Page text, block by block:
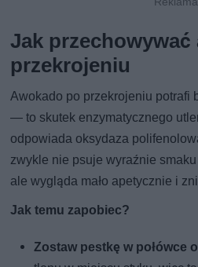
Jak przechowywać
przekrojeniu
Awokado po przekrojeniu potrafi
— to skutek enzymatycznego
odpowiada oksydaza
zwykle nie psuje wyraźnie
ale wygląda mało apetycznie i
Jak temu zapobiec?
Zostaw pestkę w połówce